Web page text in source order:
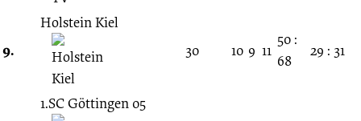
9.
Holstein Kiel
30
10 9 11
50 :
68
29 : 31
1.SC Göttingen 05